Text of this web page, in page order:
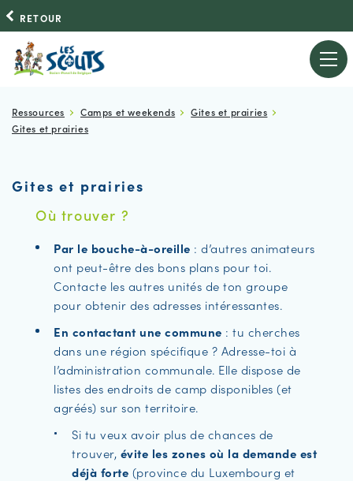
RETOUR
Ressources Camps et weekends
Gites et prairies
Gites et prairies
Gites et prairies
Où trouver ?
Par le bouche-à-oreille : d’autres animateurs
ont peut-être des bons plans pour toi.
Contacte les autres unités de ton groupe
pour obtenir des adresses intéressantes.
En contactant une commune : tu cherches
dans une région spécifique ? Adresse-toi à
l’administration communale. Elle dispose de
listes des endroits de camp disponibles (et
agréés) sur son territoire.
Si tu veux avoir plus de chances de
trouver, évite les zones où la demande est
déjà forte (province du Luxembourg et